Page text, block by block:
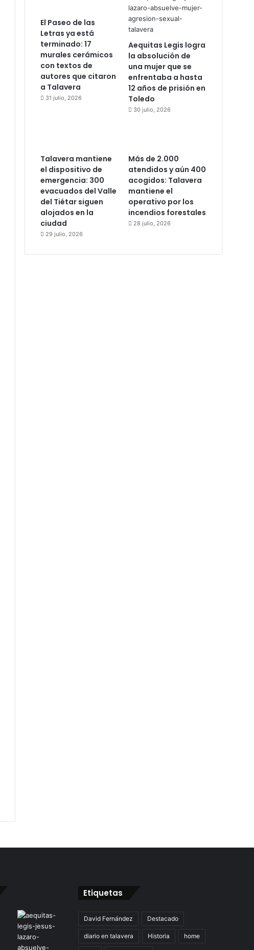
El Paseo de las
Letras ya está
terminado: 17
murales cerámicos
con textos de
autores que citaron
a Talavera
31 julio, 2026
Aequitas Legis logra
la absolución de
una mujer que se
enfrentaba a hasta
12 años de prisión en
Toledo
30 julio, 2026
Talavera mantiene
el dispositivo de
emergencia: 300
evacuados del Valle
del Tiétar siguen
alojados en la
ciudad
29 julio, 2026
Más de 2.000
atendidos y aún 400
acogidos: Talavera
mantiene el
operativo por los
incendios forestales
28 julio, 2026
Etiquetas
David Fernández Destacado
diario en talavera Historia home